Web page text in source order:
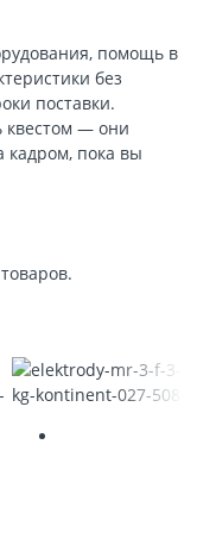
помощь в
без
поставки.
— они
кадром, пока вы